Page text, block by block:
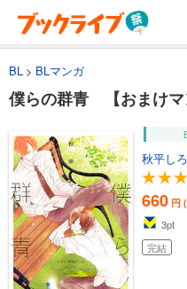
BL BLマンガ
僕らの群青 【おまけマ
秋平しろ
660 円
3pt
完結